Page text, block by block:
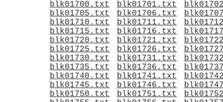
blk01700.txt
blk01701.txt
blk01705.txt
blk01706.txt
blk01710.txt
blk01711.txt
blk01715.txt
blk01716.txt
blk01720.txt
blk01721.txt
blk01725.txt
blk01726.txt
blk01730.txt
blk01731.txt
blk01735.txt
blk01736.txt
blk01740.txt
blk01741.txt
blk01745.txt
blk01746.txt
blk01750.txt
blk01751.txt